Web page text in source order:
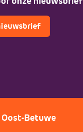
Oost-Betuwe